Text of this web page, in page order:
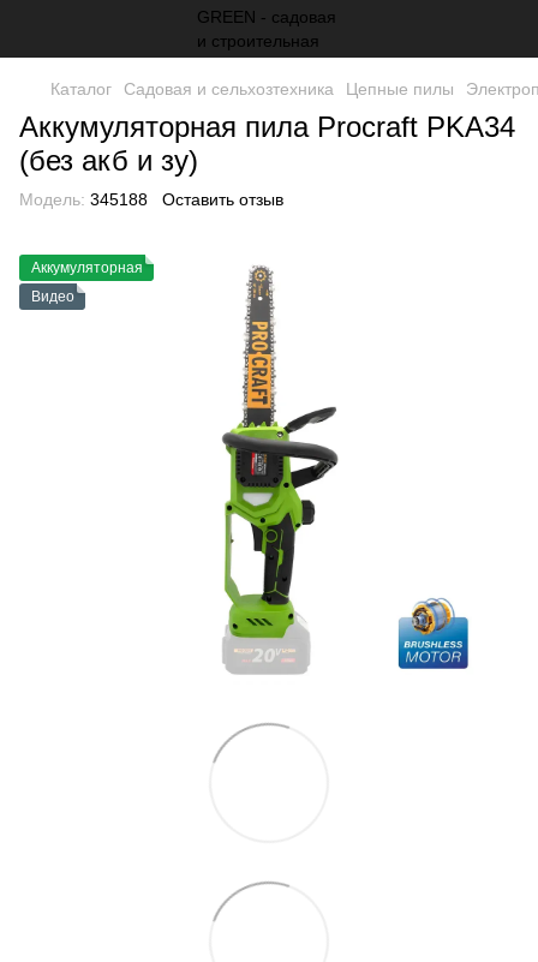
Каталог Садовая и сельхозтехника Цепные пилы
Аккумуляторная пила Procraft PKA34
(без акб и зу)
Модель: 345188 Оставить отзыв
Аккумуляторная
Видео